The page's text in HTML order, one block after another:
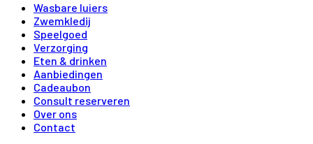
Wasbare luiers
Zwemkledij
Speelgoed
Verzorging
Eten & drinken
Aanbiedingen
Cadeaubon
Consult reserveren
Over ons
Contact